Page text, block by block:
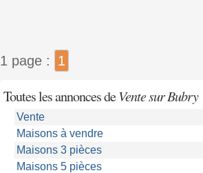
1 page : 1
Toutes les annonces deVente sur Bubry
Vente
Maisons à vendre
Maisons 3 pièces
Maisons 5 pièces